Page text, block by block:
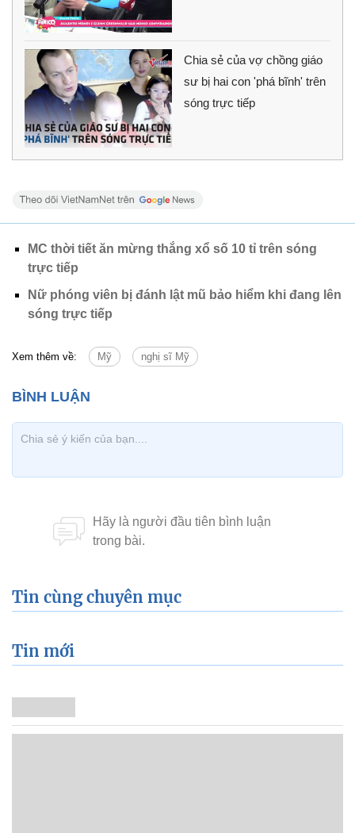
Chia sẻ của vợ chồng giáo
sư bị hai con 'phá bĩnh' trên
sóng trực tiếp
MC thời tiết ăn mừng thắng xổ số 10 tỉ trên sóng
trực tiếp
Nữ phóng viên bị đánh lật mũ bảo hiểm khi đang lên
sóng trực tiếp
Xem thêm về: Mỹ nghị sĩ Mỹ
Tin cùng chuyên mục
Tin mới